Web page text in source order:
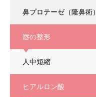
鼻プロテーゼ（隆鼻術）
唇の整形
人中短縮
ヒアルロン酸